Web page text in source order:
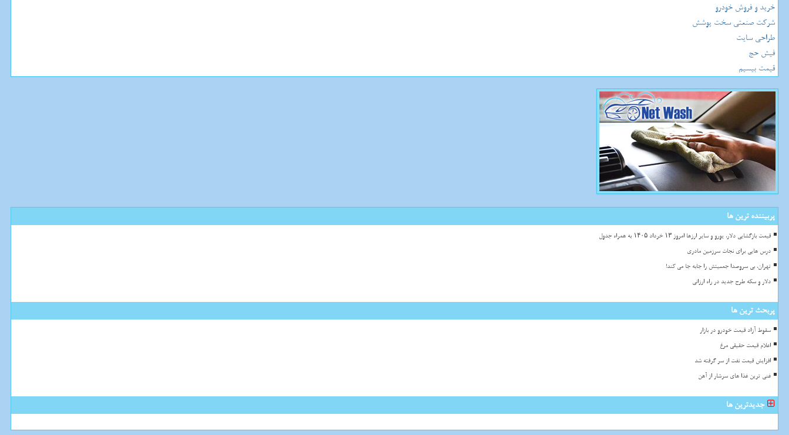
خرید و فروش خودرو
شرکت صنعتی سخت پوشش
طراحی سایت
فیش حج
قیمت بیسیم
پربیننده ترین ها
قیمت بازگشایی دلار، یورو و سایر ارزها امروز ۱۳ خرداد ۱۴۰۵ به همراه جدول
درس هایی برای نجات سرزمین مادری
تهران، بی سروصدا جمعیتش را جابه جا می کند!
دلار و سکه طرح جدید در راه ارزانی
پربحث ترین ها
سقوط آزاد قیمت خودرو در بازار
اعلام قیمت حقیقی مرغ
افزایش قیمت نفت از سر گرفته شد
غنی ترین غذا های سرشار از آهن
جدیدترین ها